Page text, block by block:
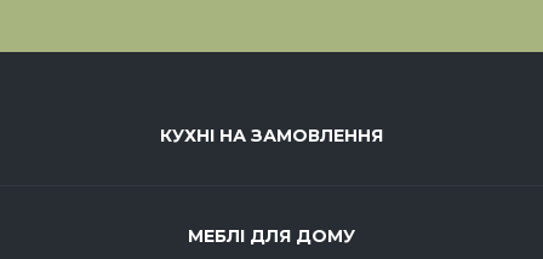
КУХНІ НА ЗАМОВЛЕННЯ
МЕБЛІ ДЛЯ ДОМУ